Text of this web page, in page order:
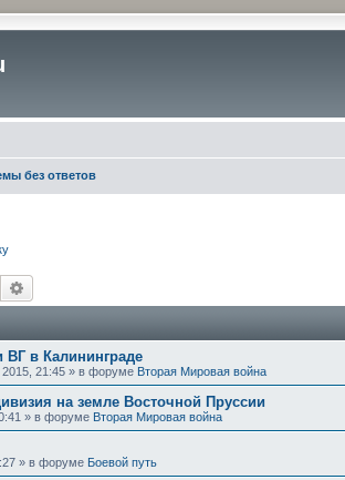
без ответов
Поиск
ВГ в Калининграде
21:45 » в форуме Вторая Мировая война
на земле Восточной Пруссии
» в форуме Вторая Мировая война
» в форуме Боевой путь